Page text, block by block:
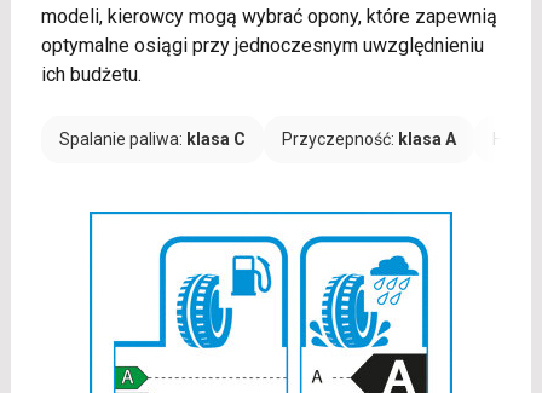
modeli, kierowcy mogą wybrać opony, które zapewnią
optymalne osiągi przy jednoczesnym uwzględnieniu
ich budżetu.
Spalanie paliwa: klasa C Przyczepność: klasa A